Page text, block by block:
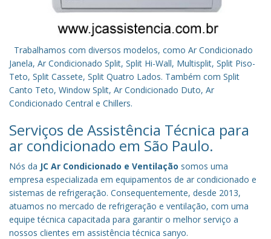
Trabalhamos com diversos modelos, como Ar Condicionado
Janela, Ar Condicionado Split, Split Hi-Wall, Multisplit, Split Piso-
Teto, Split Cassete, Split Quatro Lados. Também com Split
Canto Teto, Window Split, Ar Condicionado Duto, Ar
Condicionado Central e Chillers.
Serviços de Assistência Técnica para
ar condicionado em São Paulo.
Nós da JC Ar Condicionado e Ventilação somos uma
empresa especializada em equipamentos de ar condicionado e
sistemas de refrigeração. Consequentemente, desde 2013,
atuamos no mercado de refrigeração e ventilação, com uma
equipe técnica capacitada para garantir o melhor serviço a
nossos clientes em assistência técnica sanyo.